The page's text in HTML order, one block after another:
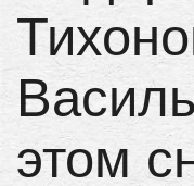
этом